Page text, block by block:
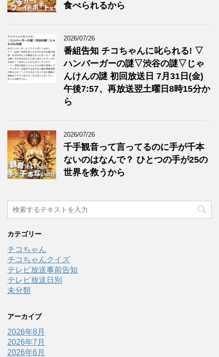
食べられるから
2026/07/26
番組告知 チコちゃんに叱られる! ▽
ハンバーガーの謎▽渋谷の謎▽じゃ
んけんの謎 初回放送日 7月31日(金)
午後7:57、再放送翌土曜日8時15分か
ら
2026/07/26
千手観音って言ってるのに手が千本
ないのはなんで？ ひとつの手が25の
世界を救うから
カテゴリー
チコちゃん
チコちゃんクイズ
テレビ放送事前告知
テレビ放送日別
未分類
アーカイブ
2026年8月
2026年7月
2026年6月